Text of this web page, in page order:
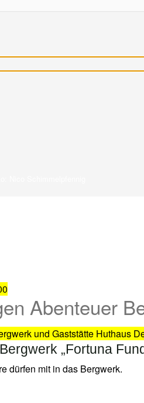
Abenteuer
und Gaststätte Huthaus
„Fortuna
dürfen mit in das Bergwerk.